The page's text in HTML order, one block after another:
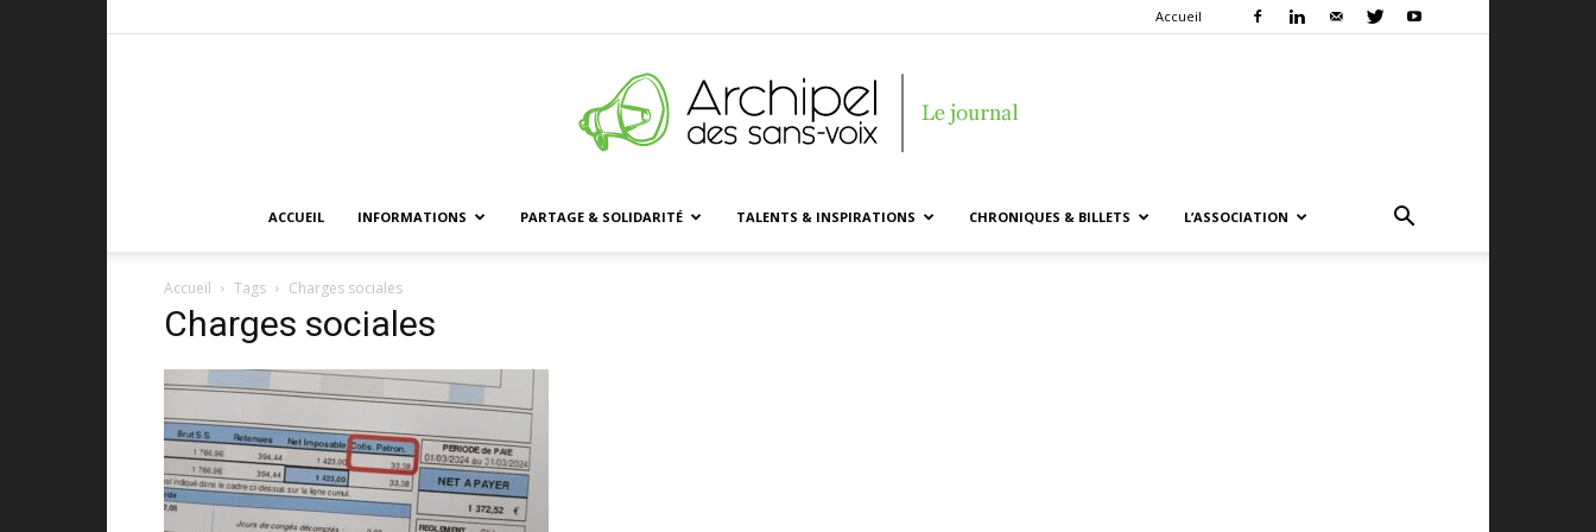
Accueil
ACCUEIL INFORMATIONS PARTAGE & SOLIDARITÉ TALENTS & INSPIRATIONS CHRONIQUES & BILLETS L’ASSOCIATION
Accueil Tags Charges sociales
Charges sociales